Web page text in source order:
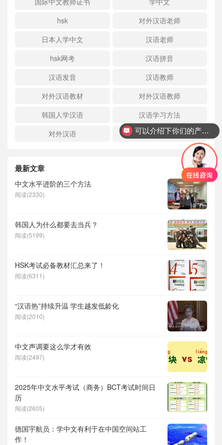
hsk
对外汉语老师
日本人学中文
汉语老师
hsk网考
汉语拼音
汉语发音
汉语教师
对外汉语教材
对外汉语教师
韩国人学汉语
汉语学习方法
对外汉语
国际汉语教师证书面试
最新文章
中文水平进阶的三个方法
阅读(2330)
韩国人为什么都要去当兵？
阅读(5199)
HSK考试必备教材汇总来了！
阅读(6311)
“汉语热”持续升温 学生越发低龄化
阅读(2010)
中文声调要这么学才有效
阅读(2497)
2025年中文水平考试（商务）BCT考试时间日
历
阅读(2605)
德国宇航员：学中文有利于在中国空间站工
作！
可以介绍下你们的产品么？